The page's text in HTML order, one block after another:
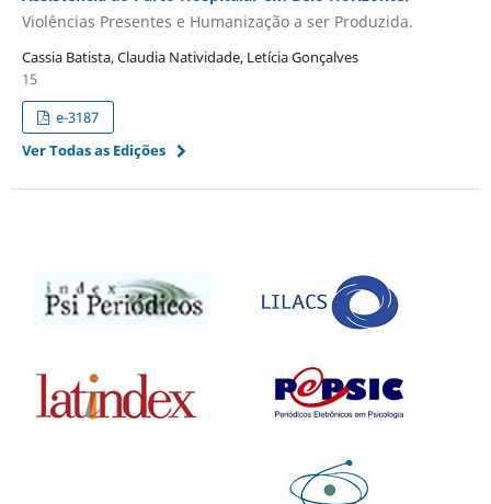
Violências Presentes e Humanização a ser Produzida.
Cassia Batista, Claudia Natividade, Letícia Gonçalves
15
e-3187
Ver Todas as Edições